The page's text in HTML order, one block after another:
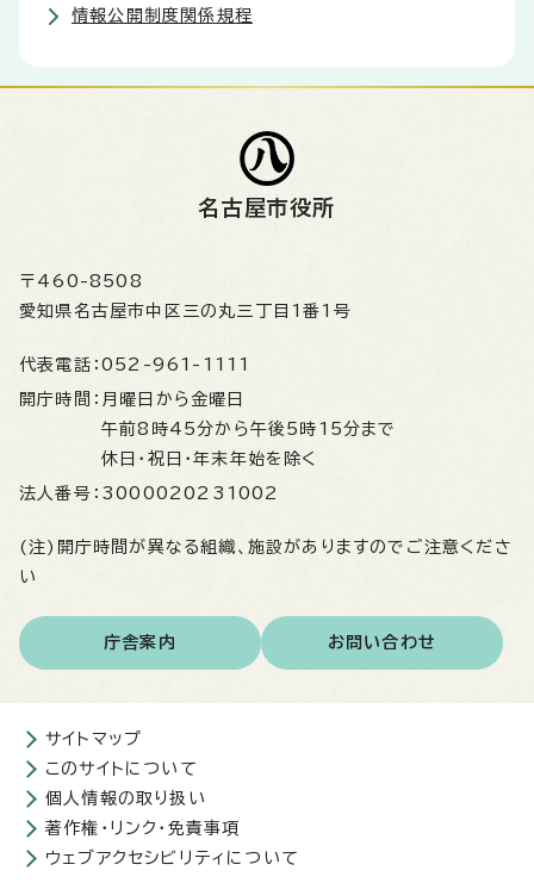
情報公開制度関係規程
名古屋市役所
〒460-8508
愛知県名古屋市中区三の丸三丁目1番1号
代表電話： 052-961-1111
開庁時間： 月曜日から金曜日
午前8時45分から午後5時15分まで
休日・祝日・年末年始を除く
法人番号： 3000020231002
(注)開庁時間が異なる組織、施設がありますのでご注意くださ
い
庁舎案内 お問い合わせ
サイトマップ
このサイトについて
個人情報の取り扱い
著作権・リンク・免責事項
ウェブアクセシビリティについて